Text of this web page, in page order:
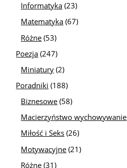
Informatyka (23)
Matematyka (67)
Różne (53)
Poezja (247)
Miniatury (2)
Poradniki (188)
Biznesowe (58)
Macierzyństwo wychowywanie
Miłość i Seks (26)
Motywacyjne (21)
Różne (31)